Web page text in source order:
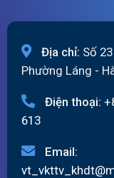
Địa chỉ: Số
Phường Láng -
Điện thoại:
613
Email: